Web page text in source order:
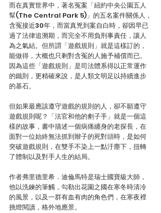
而在真實世界中，著名冤案「紐約中央公園五人
幫(The Central Park 5)」的五名案件關係人，
含冤接近30年，而當真兇到案自白時，卻因早已
過了法律追溯期，而完全不用負刑事責任，讓人
為之氣結。但所謂「遊戲規則」就是這樣訂的，
能做得，大概也只剩對含冤的人施予補償而已。
因為這些「遊戲規則」是司法體系得以正常運作
的鐵則，更精確來說，是人類文明足以持續進步
的基石。
但如果最應該遵守遊戲的規則的人，卻不願遵守
遊戲規則呢？「法官和他的劊子手」就是一個這
樣的故事，書中描述一個病痛纏身的老探長，在
面對一位始終無法抓到辮子的死對頭時，是如何
突破遊戲規則，在雙手不染上一點汙塵下，扭轉
了體制以及對手人生的結局。
作者弗里德里希．迪倫馬特是瑞士國寶級大師，
他以洗鍊的筆觸，勾勒出花園之國在寒冬時清冷
的風景，以及一群有血有肉的角色們，在寒夜裡
挑燈閱讀，格外地應景。